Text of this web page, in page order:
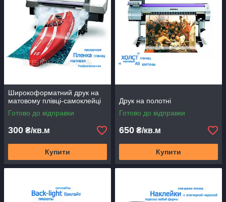
Широкоформатний друк на
матовому плівці-самоклейці
Готово до відправки
300 ₴/кв.м
Купити
Друк на полотні
Готово до відправки
650 ₴/кв.м
Купити